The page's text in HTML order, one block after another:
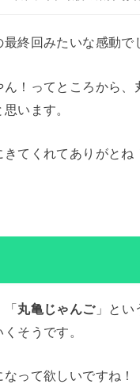
終回みたいな感動で
！ってところから、
います。
てくれてありがとね
「丸亀じゃんご」とい
そうです。
って欲しいですね！